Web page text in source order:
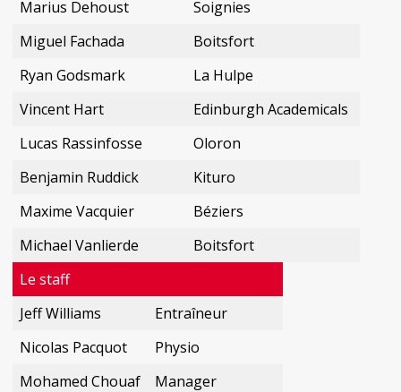
Marius Dehoust
Soignies
Miguel Fachada
Boitsfort
Ryan Godsmark
La Hulpe
Vincent Hart
Edinburgh Academicals
Lucas Rassinfosse
Oloron
Benjamin Ruddick
Kituro
Maxime Vacquier
Béziers
Michael Vanlierde
Boitsfort
Le staff
Jeff Williams
Entraîneur
Nicolas Pacquot
Physio
Mohamed Chouaf
Manager